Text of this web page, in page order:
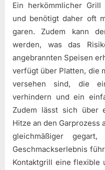
Ein herkömmlicher
und benötigt daher oft
garen. Zudem kann
werden, was das
angebrannten Speisen
verfügt über Platten, die
versehen sind, die
verhindern und ein
Zudem lässt sich über
Hitze an den Garprozess
gleichmäßiger
Geschmackserlebnis
Kontaktgrill eine flexible